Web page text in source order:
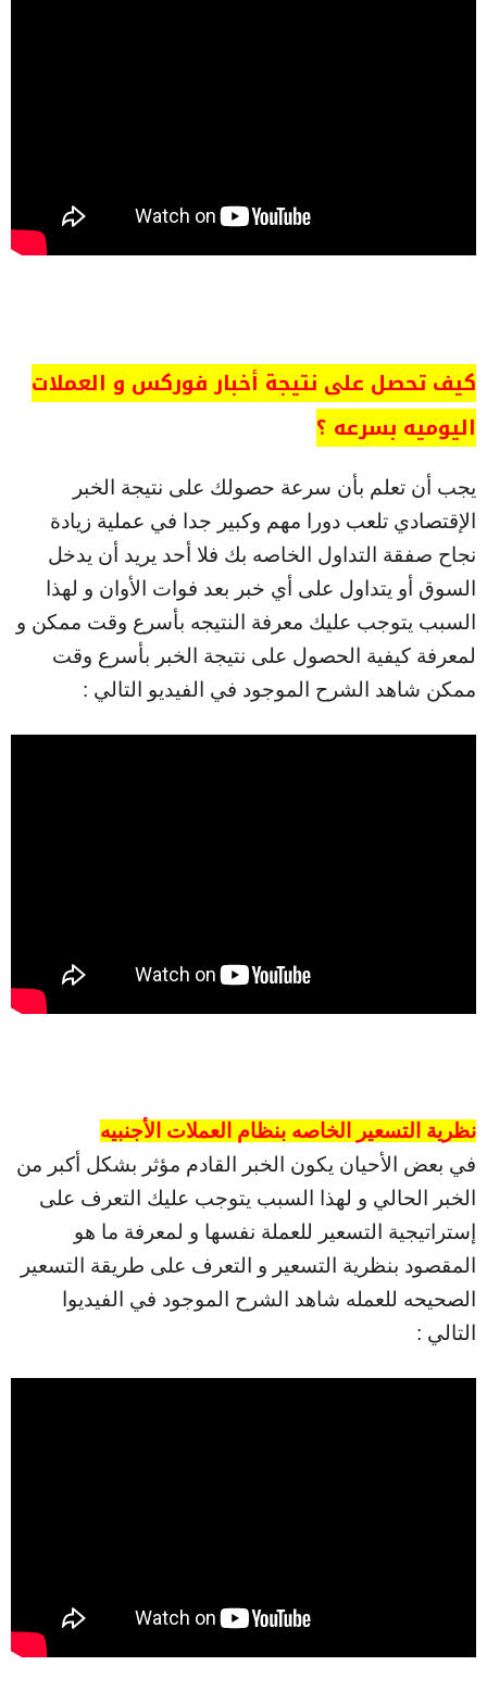
كيف تحصل على نتيجة أخبار فوركس و العملات
اليوميه بسرعه ؟
يجب أن تعلم بأن سرعة حصولك على نتيجة الخبر
الإقتصادي تلعب دورا مهم وكبير جدا في عملية زيادة
نجاح صفقة التداول الخاصه بك فلا أحد يريد أن يدخل
السوق أو يتداول على أي خبر بعد فوات الأوان و لهذا
السبب يتوجب عليك معرفة النتيجه بأسرع وقت ممكن و
لمعرفة كيفية الحصول على نتيجة الخبر بأسرع وقت
ممكن شاهد الشرح الموجود في الفيديو التالي :
نظرية التسعير الخاصه بنظام العملات الأجنبيه
في بعض الأحيان يكون الخبر القادم مؤثر بشكل أكبر من
الخبر الحالي و لهذا السبب يتوجب عليك التعرف على
إستراتيجية التسعير للعملة نفسها و لمعرفة ما هو
المقصود بنظرية التسعير و التعرف على طريقة التسعير
الصحيحه للعمله شاهد الشرح الموجود في الفيديوا
التالي :